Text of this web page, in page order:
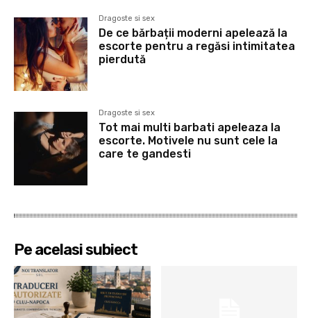
Dragoste si sex
De ce bărbații moderni apelează la
escorte pentru a regăsi intimitatea
pierdută
Dragoste si sex
Tot mai multi barbati apeleaza la
escorte. Motivele nu sunt cele la
care te gandesti
Pe acelasi subiect